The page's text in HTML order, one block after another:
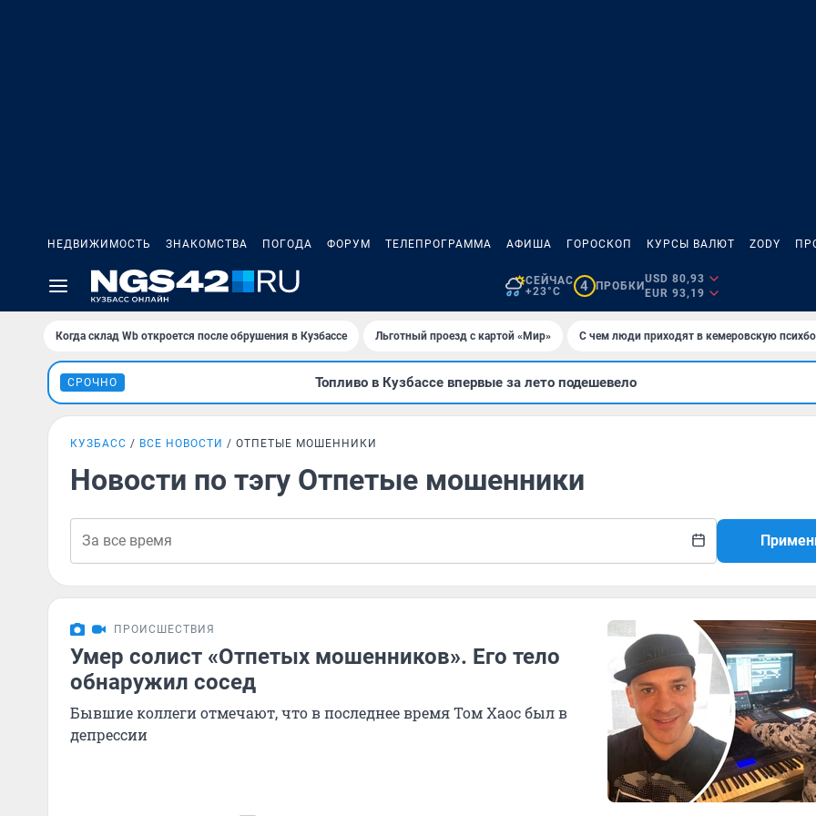
НЕДВИЖИМОСТЬ ЗНАКОМСТВА ПОГОДА ФОРУМ ТЕЛЕПРОГРАММА АФИША ГОРОСКОП КУРСЫ ВАЛЮТ ZODY
СЕЙЧАС
+23°C
4 ПРОБКИ
USD 80,93
EUR 93,19
Когда склад Wb откроется после обрушения в Кузбассе Льготный проезд с картой «Мир» С чем люди приходят в кемеровскую
СРОЧНО Топливо в Кузбассе впервые за лето подешевело
КУЗБАСС ВСЕ НОВОСТИ ОТПЕТЫЕ МОШЕННИКИ
Новости по тэгу Отпетые мошенники
ПРОИСШЕСТВИЯ
Умер солист «Отпетых мошенников». Его тело
обнаружил сосед
Бывшие коллеги отмечают, что в последнее время Том Хаос был в
депрессии